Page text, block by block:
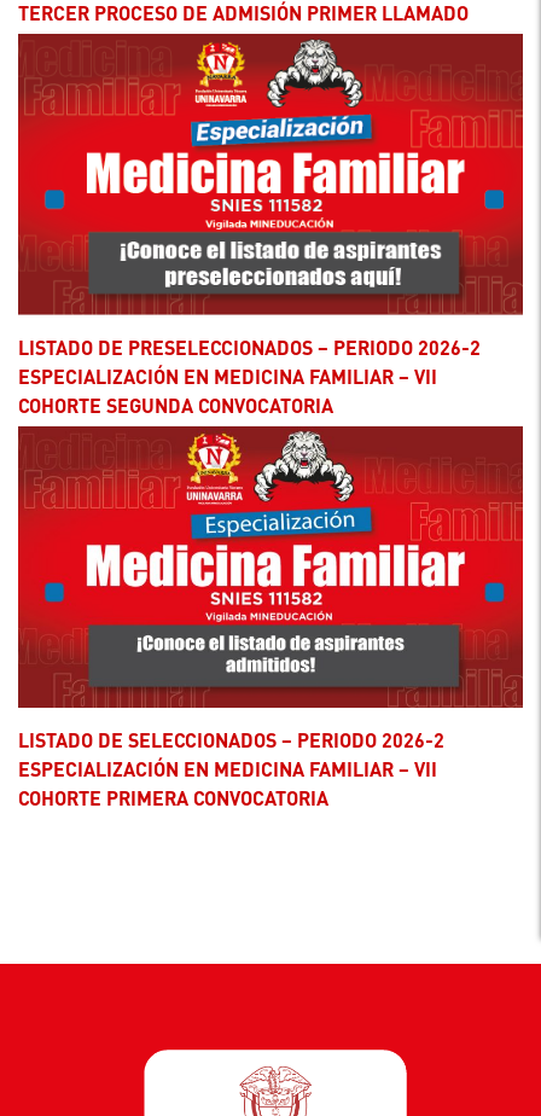
TERCER PROCESO DE ADMISIÓN PRIMER LLAMADO
LISTADO DE PRESELECCIONADOS – PERIODO 2026-2
ESPECIALIZACIÓN EN MEDICINA FAMILIAR – VII
COHORTE SEGUNDA CONVOCATORIA
LISTADO DE SELECCIONADOS – PERIODO 2026-2
ESPECIALIZACIÓN EN MEDICINA FAMILIAR – VII
COHORTE PRIMERA CONVOCATORIA